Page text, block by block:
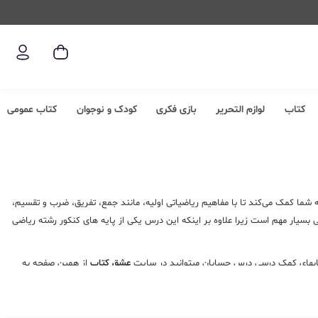
کتاب لوازم التحریر بازی فکری کودک و نوجوان کتاب عمومی
کمک می‌کند تا با مفاهیم ریاضیاتی اولیه، مانند جمع، تفریق، ضرب و تقسیم،
مهم است زیرا علاوه بر اینکه این درس یکی از پایه های کنکور رشته ریاضی
کمک درسی درس حسابان میتوانید در سایت عشق کتاب از همین صفحه به
در اولویت است. اگر قصد خرید کتاب و